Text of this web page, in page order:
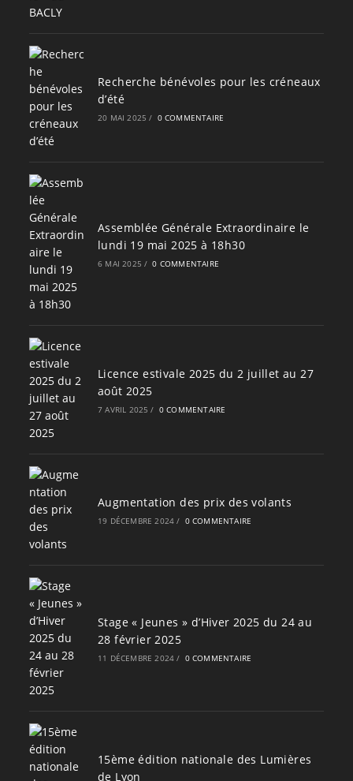
Recherche bénévoles pour les créneaux
d’été
20 MAI 2025 / 0 COMMENTAIRE
Assemblée Générale Extraordinaire le
lundi 19 mai 2025 à 18h30
6 MAI 2025 / 0 COMMENTAIRE
Licence estivale 2025 du 2 juillet au 27
août 2025
7 AVRIL 2025 / 0 COMMENTAIRE
Augmentation des prix des volants
19 DÉCEMBRE 2024 / 0 COMMENTAIRE
Stage « Jeunes » d’Hiver 2025 du 24 au
28 février 2025
11 DÉCEMBRE 2024 / 0 COMMENTAIRE
15ème édition nationale des Lumières
de Lyon